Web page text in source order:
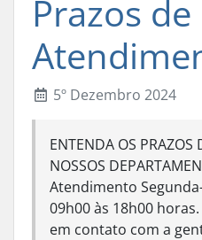
Prazos de
5º Dezembro 2024
ENTENDA OS PRAZOS
NOSSOS
Atendimento
09h00 às 18h00
em contato com a